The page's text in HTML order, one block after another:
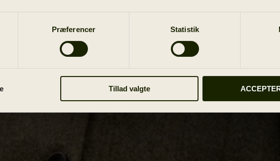
Præferencer Statistik
Tillad valgte